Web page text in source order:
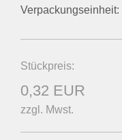
Verpackungseinheit:
Stückpreis:
0,32 EUR
zzgl. Mwst.